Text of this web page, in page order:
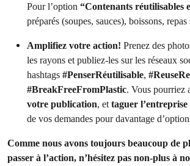
Pour l’option “Contenants réutilisables
préparés (soupes, sauces), boissons,
Amplifiez votre action! Prenez des
les rayons et publiez-les sur les réseaux
hashtags #PenserRéutilisable,
#BreakFreeFromPlastic. Vous pourriez
votre publication, ettaguer l’entreprise
de vos demandes pour davantage
Comme nous avons toujours beaucoup de
passer à l’action,​ n’hésitez pas non-plus à